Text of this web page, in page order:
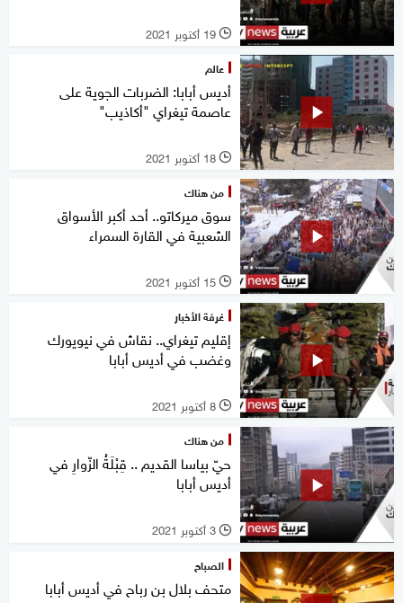
l 19 أكتوبر 2021
عالم
أديس أبابا: الضربات الجوية على
عاصمة تيغراي "أكاذيب"
l 18 أكتوبر 2021
من هناك
سوق ميركاتو.. أحد أكبر الأسواق
الشعبية في القارة السمراء
l 15 أكتوبر 2021
غرفة الأخبار
إقليم تيغراي.. نقاش في نيويورك
وغضب في أديس أبابا
l 8 أكتوبر 2021
من هناك
حيّ بياسا القديم .. قِبْلَةُ الزّوارِ في
أديس أبابا
l 3 أكتوبر 2021
الصباح
متحف بلال بن رباح في أديس أبابا